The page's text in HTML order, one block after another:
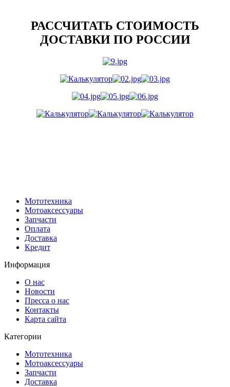
РАССЧИТАТЬ СТОИМОСТЬ
ДОСТАВКИ ПО РОССИИ
Мототехника
Мотоаксессуары
Запчасти
Оплата
Доставка
Кредит
Информация
О нас
Новости
Пресса о нас
Контакты
Карта сайта
Категории
Мототехника
Мотоаксессуары
Запчасти
Доставка